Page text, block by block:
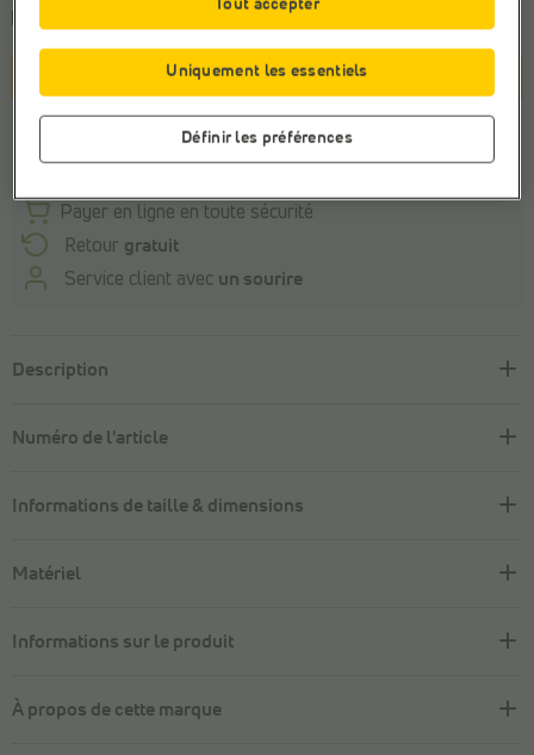
Panier
Stock du magasin
Payer en ligne en toute sécurité
Retour gratuit
Service client avec un sourire
Description
Numéro de l'article
Informations de taille & dimensions
Matériel
Informations sur le produit
À propos de cette marque
Définir les préférences
Uniquement les essentiels
Tout accepter